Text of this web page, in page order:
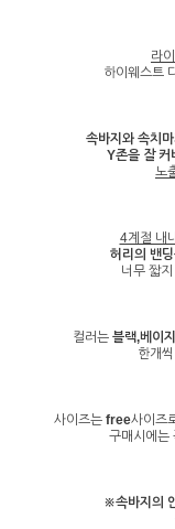
라
하이웨스트
속바지와 속치
Y존을 잘 커
노
4계절 내
허리의 밴
너무 짧
컬러는 블랙,베이
한개
사이즈는 free사이즈
구매시에는
※속바지의